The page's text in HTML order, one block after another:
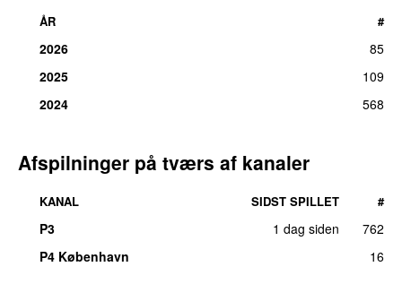
ÅR #
2026
85
2025
109
2024
568
Afspilninger på tværs af kanaler
KANAL SIDST SPILLET #
P3 1 dag siden
762
P4 København
16